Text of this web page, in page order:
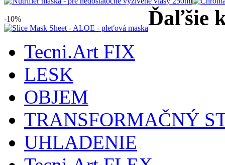
-10% Ďaľšie
Tecni.Art FIX
LESK
OBJEM
TRANSFORMAČNÝ
UHLADENIE